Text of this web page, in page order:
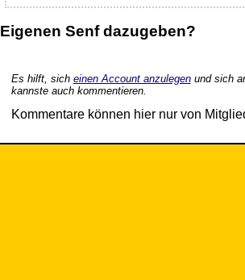
Eigenen Senf dazugeben?
Es hilft, sich einen Account anzulegenund sich
kannste auch kommentieren.
Kommentare können hier nur von